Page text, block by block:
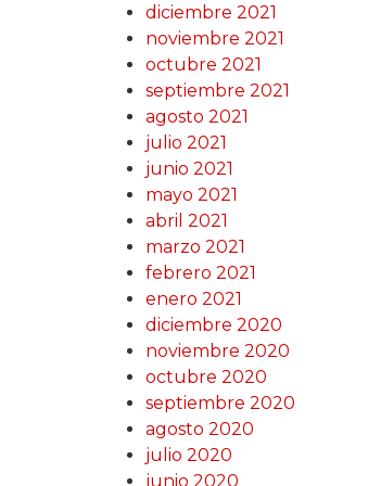
diciembre 2021
noviembre 2021
octubre 2021
septiembre 2021
agosto 2021
julio 2021
junio 2021
mayo 2021
abril 2021
marzo 2021
febrero 2021
enero 2021
diciembre 2020
noviembre 2020
octubre 2020
septiembre 2020
agosto 2020
julio 2020
junio 2020